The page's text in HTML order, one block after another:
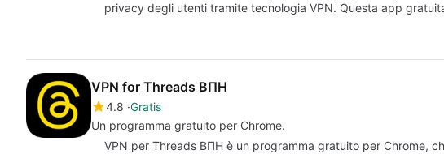
privacy degli utenti tramite tecnologia VPN. Questa app
VPN for Threads ВПН
4.8 Gratis
Un programma gratuito per Chrome.
VPN per Threads ВПН è un programma gratuito per Chrome,